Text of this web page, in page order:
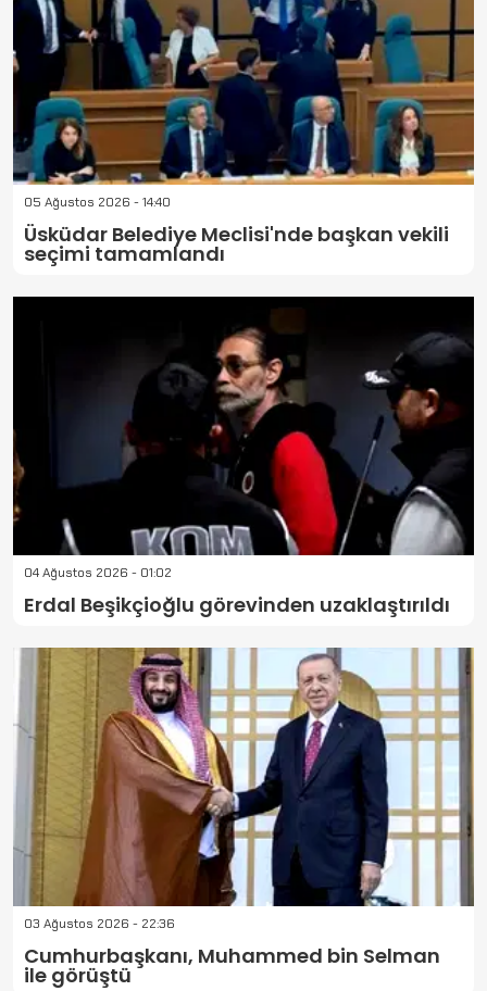
05 Ağustos 2026 - 14:40
Üsküdar Belediye Meclisi'nde başkan vekili
seçimi tamamlandı
04 Ağustos 2026 - 01:02
Erdal Beşikçioğlu görevinden uzaklaştırıldı
03 Ağustos 2026 - 22:36
Cumhurbaşkanı, Muhammed bin Selman
ile görüştü